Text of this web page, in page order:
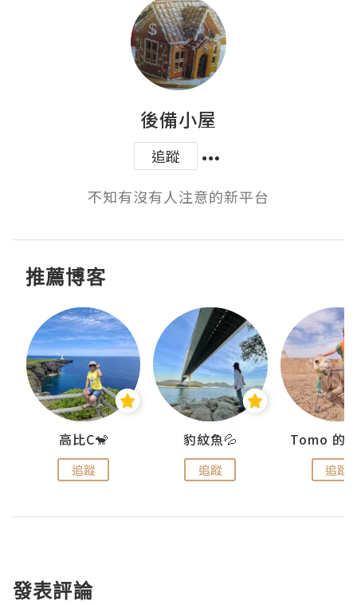
後備小屋
追蹤
不知有沒有人注意的新平台
推薦博客
高比C🐒
追蹤
豹紋魚💦
追蹤 追蹤
發表評論